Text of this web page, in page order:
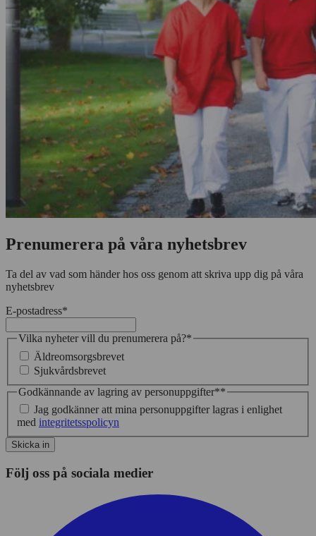
Prenumerera på våra nyhetsbrev
Ta del av vad som händer hos oss genom att skriva upp dig på våra
nyhetsbrev
E-postadress*
Vilka nyheter vill du prenumerera på?*
Äldreomsorgsbrevet
Sjukvårdsbrevet
Godkännande av lagring av personuppgifter**
Jag godkänner att mina personuppgifter lagras i enlighet
med integritetsspolicyn
Skicka in
Följ oss på sociala medier